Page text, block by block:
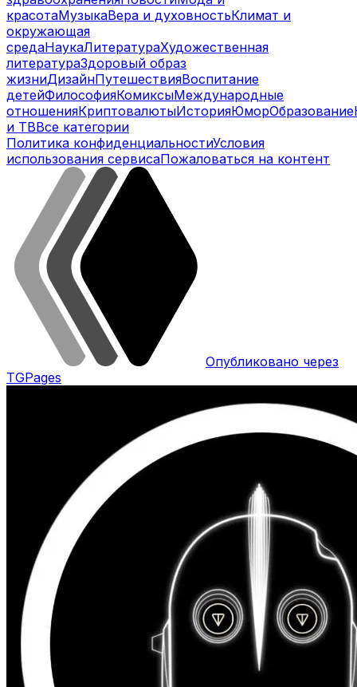
красотаМузыкаВера и духовностьКлимат и
окружающая
средаНаукаЛитератураХудожественная
литератураЗдоровый образ
жизниДизайнПутешествияВоспитание
детейФилософияКомиксыМеждународные
отношенияКриптовалютыИсторияЮморОбразование
и ТВВсе категории
Политика конфиденциальностиУсловия
использования сервисаПожаловаться на контент
Опубликовано через
TGPages